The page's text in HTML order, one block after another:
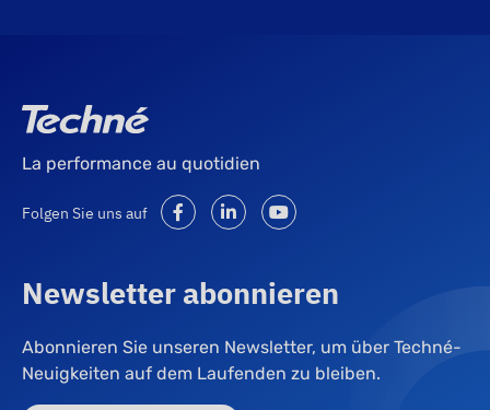
La performance au quotidien
Folgen Sie uns auf
Newsletter abonnieren
Abonnieren Sie unseren Newsletter, um über Techné-
Neuigkeiten auf dem Laufenden zu bleiben.